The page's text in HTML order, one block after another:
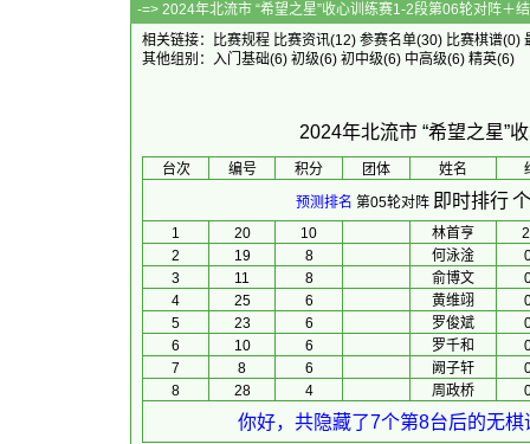
-=> 2024年北流市 “希望之星”收心训练
相关链接：
比赛规程 比赛资讯(12) 参赛名单(30) 比赛棋谱(0)
其他组别： 入门基础(6) 初级(6) 初中级(6) 中高级(6) 精英(6)
2024年北流市 “希望之星”
台次 编号 积分 团体 姓名
预测排名 第05轮对阵 即时排行
1 20 10 林首亨
2
19 8 何泳淦
3
11 8 俞博文
4
25 6 黄维翊
5
23 6 罗俊斌
6
10 6 罗千和
7
8 6 阙子轩
8
28 4 周政桥
你好，共隐藏了7个第8台后的无